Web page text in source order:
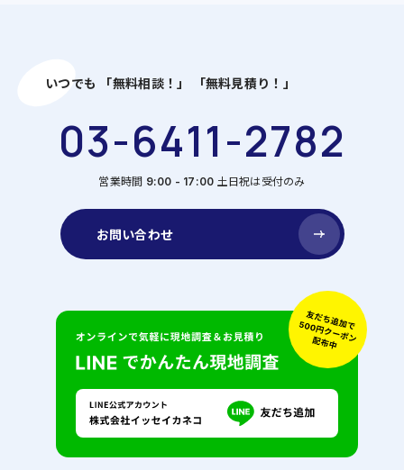
いつでも 「無料相談！」 「無料見積り！」
03-6411-2782
営業時間 9:00 - 17:00 土日祝は受付のみ
お問い合わせ